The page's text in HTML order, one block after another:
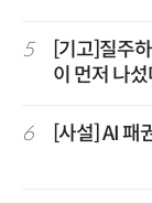
5
[기고]질주
이 먼저 나
6 [사설] AI 패